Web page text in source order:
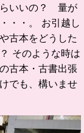
らいいの？ 量が
・・。 お引越し
古本をどうした
そのような時は
古本・古書出張
でも、構いませ